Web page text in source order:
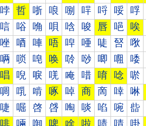
哱 哲 哳 哴 哵 哶 哷 哸 哹
唁 唂 唃 唄 唅 唆 唇 唈 唉
唑 唒 唓 唔 唕 唖 唗 唘 唙
唡 唢 唣 唤 唥 唦 唧 唨 唩
唱 唲 唳 唴 唵 唶 唷 唸 唹
啁 啂 啃 啄 啅 商 啇 啈 啉
啑 啒 啓 啔 啕 啖 啗 啘 啙
啡 啢 啣 啤 啥 啦 啧 啨 啩